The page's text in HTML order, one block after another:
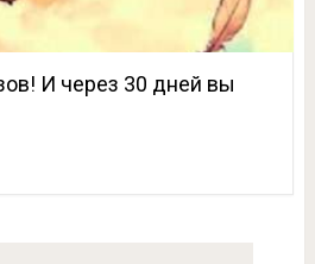
И через 30 дней вы